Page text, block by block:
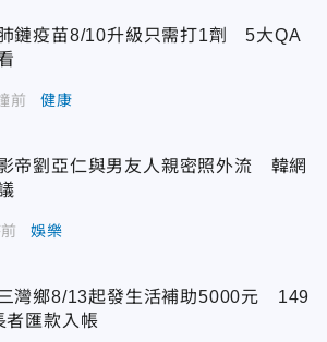
鏈疫苗8/10升級只需打1劑 5大QA
前 健康
帝劉亞仁與男友人親密照外流 韓網
娛樂
灣鄉8/13起發生活補助5000元 149
者匯款入帳